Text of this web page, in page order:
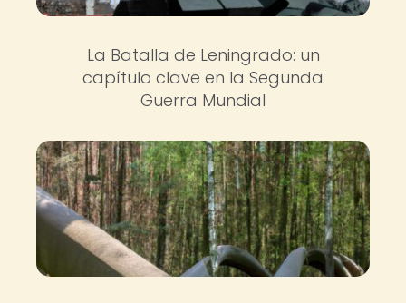
La Batalla de Leningrado: un
capítulo clave en la Segunda
Guerra Mundial